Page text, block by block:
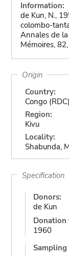
Information:
de Kun, N.,
colombo-
Annales de
Mémoires,
Origin
Country:
Congo (RDC)
Region:
Kivu
Locality:
Shabunda,
Specification
Donors:
de Kun
Donation
1960
Sampling